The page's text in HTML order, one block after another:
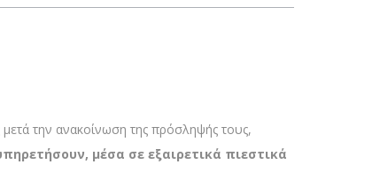
μετά την ανακοίνωση της πρόσληψής τους,
μέσα σε εξαιρετικά πιεστικά